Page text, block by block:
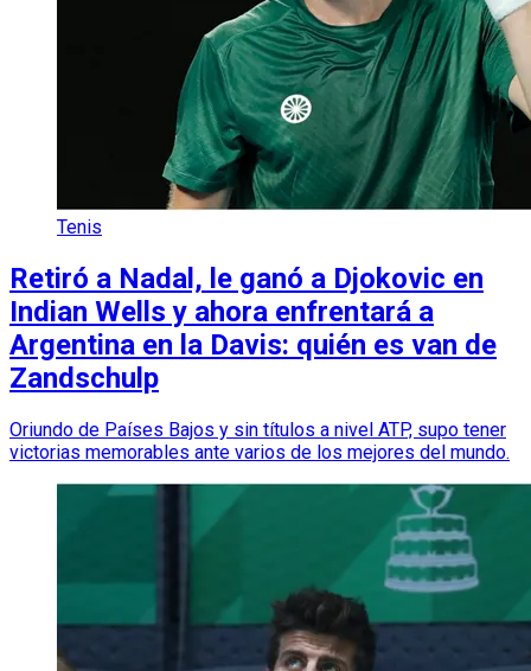
Tenis
Retiró a Nadal, le ganó a Djokovic en
Indian Wells y ahora enfrentará a
Argentina en la Davis: quién es van de
Zandschulp
Oriundo de Países Bajos y sin títulos a nivel ATP, supo tener
victorias memorables ante varios de los mejores del mundo.